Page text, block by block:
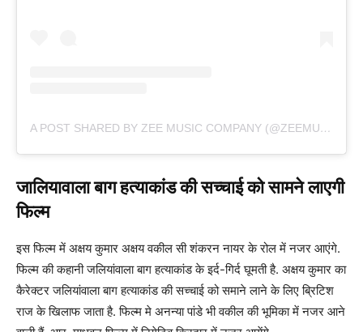
A POST SHARED BY ZEE MUSIC COMPANY (@ZEEMUSICCOMPANY)
जालियावाला बाग हत्याकांड की सच्चाई को सामने लाएगी
फिल्म
इस फिल्म में अक्षय कुमार अक्षय वकील सी शंकरन नायर के रोल में नजर आएंगे.
फिल्म की कहानी जलियांवाला बाग हत्याकांड के इर्द-गिर्द घूमती है. अक्षय कुमार का
कैरेक्टर जलियांवाला बाग हत्याकांड की सच्चाई को समाने लाने के लिए ब्रिटिश
राज के खिलाफ जाता है. फिल्म मे अनन्या पांडे भी वकील की भूमिका में नजर आने